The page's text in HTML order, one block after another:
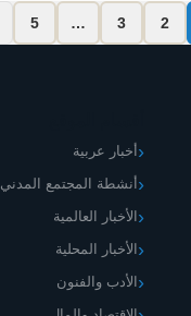
2
3
…
5
أخبار عربية
أنشطة المجتمع المدني
الأخبار العالمية
الأخبار المحلية
الأدب والفنون